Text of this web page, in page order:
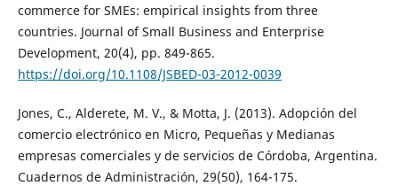
commerce for SMEs: empirical insights from three
countries. Journal of Small Business and Enterprise
Development, 20(4), pp. 849-865.
https://doi.org/10.1108/JSBED-03-2012-0039
Jones, C., Alderete, M. V., & Motta, J. (2013). Adopción del
comercio electrónico en Micro, Pequeñas y Medianas
empresas comerciales y de servicios de Córdoba, Argentina.
Cuadernos de Administración, 29(50), 164-175.